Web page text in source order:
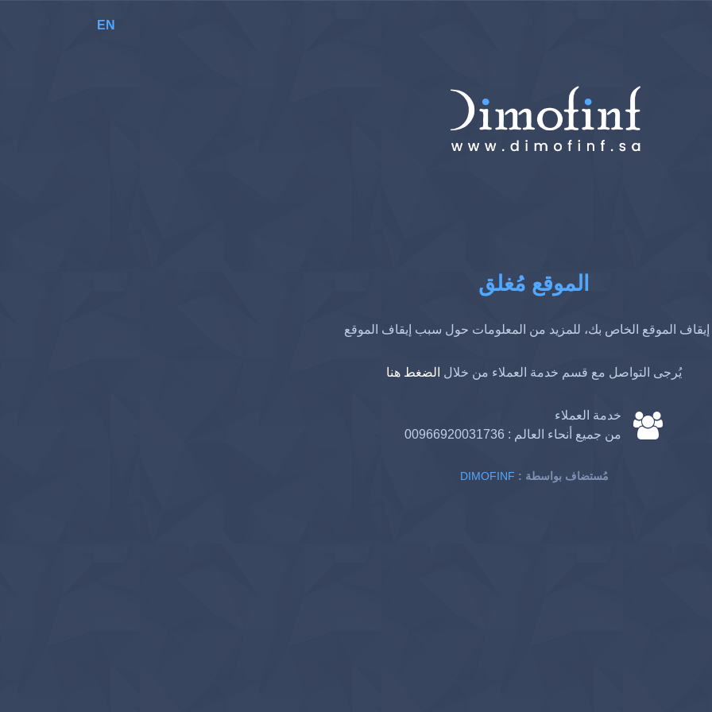
EN
الموقع مُغلق
إيقاف الموقع الخاص بك، للمزيد من المعلومات حول سبب إيقاف الموقع
يُرجى التواصل مع قسم خدمة العملاء من خلال الضغط هنا
خدمة العملاء
من جميع أنحاء العالم : 00966920031736
DIMOFINF : مُستضاف بواسطة